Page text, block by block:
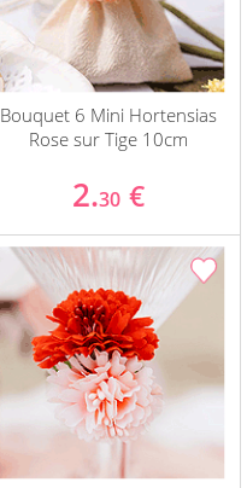
Bouquet 6 Mini Hortensias
Rose sur Tige 10cm
2.30 €